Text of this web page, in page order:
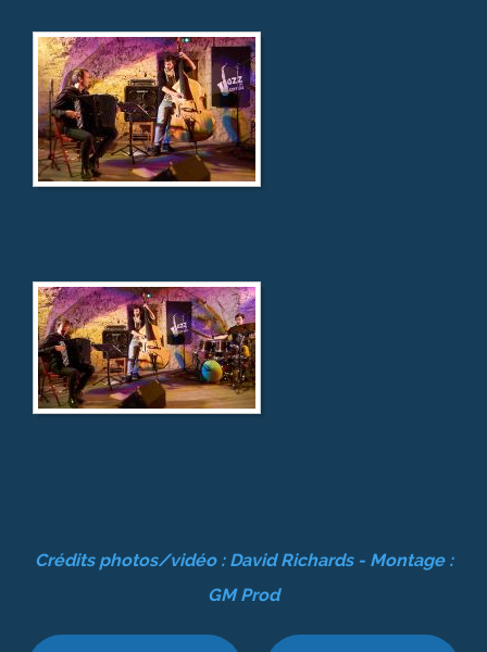
Crédits photos/vidéo : David Richards - Montage :
GM Prod